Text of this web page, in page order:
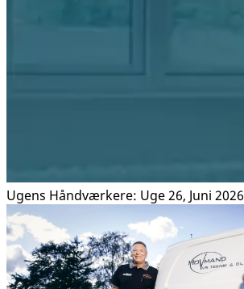
Ugens Håndværkere: Uge 26, Juni 2026